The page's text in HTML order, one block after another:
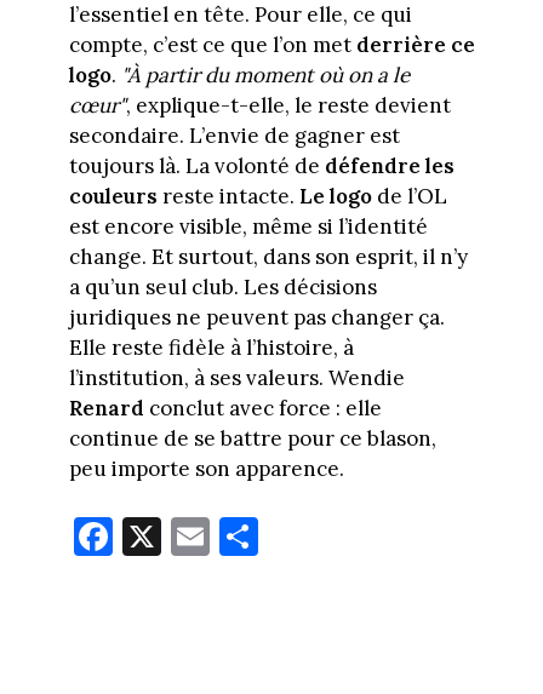
l’essentiel en tête. Pour elle, ce qui
compte, c’est ce que l’on met derrière ce
logo. "À partir du moment où on a le
cœur", explique-t-elle, le reste devient
secondaire. L’envie de gagner est
toujours là. La volonté de défendre les
couleurs reste intacte. Le logode l’OL
est encore visible, même si l’identité
change. Et surtout, dans son esprit, il n’y
a qu’un seul club. Les décisions
juridiques ne peuvent pas changer ça.
Elle reste fidèle à l’histoire, à
l’institution, à ses valeurs. Wendie
Renard conclut avec force : elle
continue de se battre pour ce blason,
peu importe son apparence.
Fa
ce
X E
m
Pa
rt